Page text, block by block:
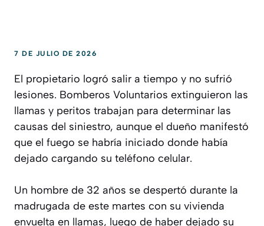
7 DE JULIO DE 2026
El propietario logró salir a tiempo y no sufrió
lesiones. Bomberos Voluntarios extinguieron las
llamas y peritos trabajan para determinar las
causas del siniestro, aunque el dueño manifestó
que el fuego se habría iniciado donde había
dejado cargando su teléfono celular.
Un hombre de 32 años se despertó durante la
madrugada de este martes con su vivienda
envuelta en llamas, luego de haber dejado su